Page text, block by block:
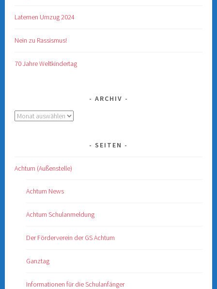
Laternen Umzug 2024
Nein zu Rassismus!
70 Jahre Weltkindertag
ARCHIV
Archiv
SEITEN
Achtum (Außenstelle)
Achtum News
Achtum Schulanmeldung
Der Förderverein der GS Achtum
Ganztag
Informationen für die Schulanfänger